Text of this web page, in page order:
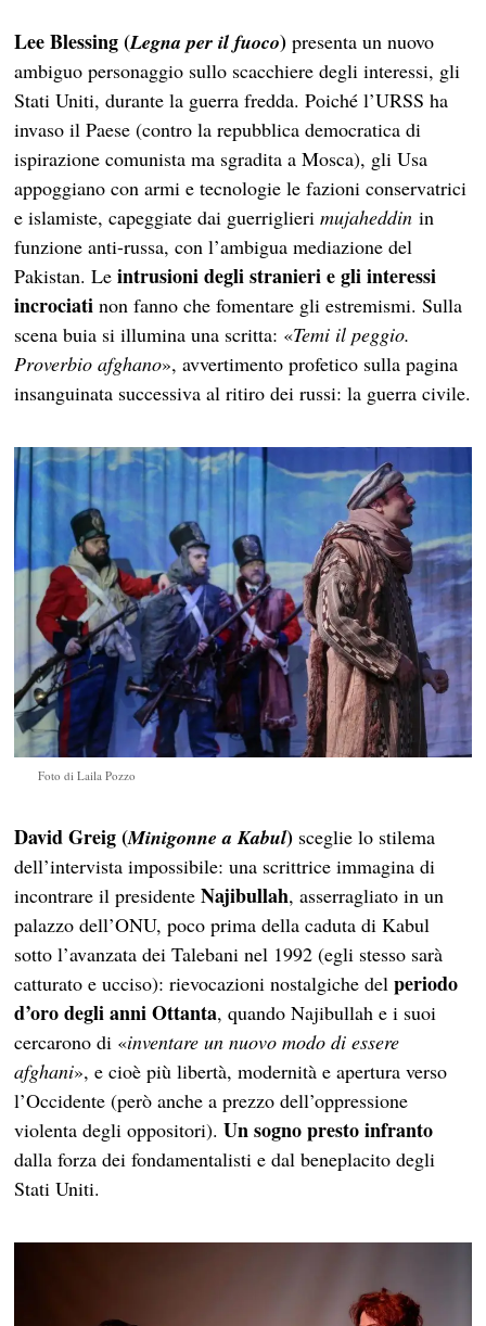
Lee Blessing (Legna per il fuoco) presenta un nuovo
ambiguo personaggio sullo scacchiere degli interessi, gli
Stati Uniti, durante la guerra fredda. Poiché l’URSS ha
invaso il Paese (contro la repubblica democratica di
ispirazione comunista ma sgradita a Mosca), gli Usa
appoggiano con armi e tecnologie le fazioni conservatrici
e islamiste, capeggiate dai guerriglierimujaheddinin
funzione anti-russa, con l’ambigua mediazione del
Pakistan. Leintrusioni degli stranieri e gli interessi
incrociatinon fanno che fomentare gli estremismi. Sulla
scena buia si illumina una scritta: «Temi il peggio.
Proverbio afghano», avvertimento profetico sulla pagina
insanguinata successiva al ritiro dei russi: la guerra civile.
Foto di Laila Pozzo
David Greig (Minigonne a Kabul) sceglie lo stilema
dell’intervista impossibile: una scrittrice immagina di
incontrare il presidenteNajibullah, asserragliato in un
palazzo dell’ONU, poco prima della caduta di Kabul
sotto l’avanzata dei Talebani nel 1992 (egli stesso sarà
catturato e ucciso): rievocazioni nostalgiche delperiodo
d’oro degli anni Ottanta, quando Najibullah e i suoi
cercarono di «inventare un nuovo modo di essere
afghani», e cioè più libertà, modernità e apertura verso
l’Occidente (però anche a prezzo dell’oppressione
violenta degli oppositori).Un sogno presto infranto
dalla forza dei fondamentalisti e dal beneplacito degli
Stati Uniti.